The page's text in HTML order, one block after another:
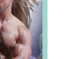
LEIA MAIS